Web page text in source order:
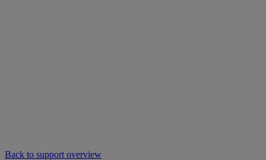
Back to support overview